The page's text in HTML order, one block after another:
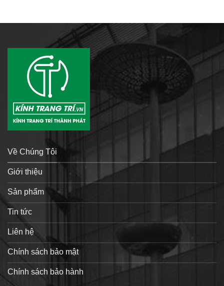
Về Chúng Tôi
Giới thiệu
Sản phẩm
Tin tức
Liên hệ
Chính sách bảo mật
Chính sách bảo hành